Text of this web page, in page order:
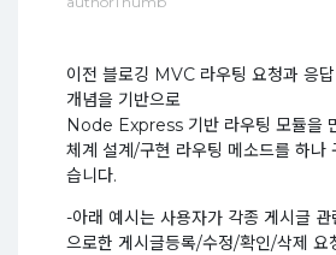
이전 블로깅 MVC 라우팅 요청과 응
개념을 기반으로
Node Express 기반 라우팅 모듈을
체계 설계/구현 라우팅 메소드를 하나
습니다.
-아래 예시는 사용자가 각종 게시글
으로한 게시글등록/수정/확인/삭제 요